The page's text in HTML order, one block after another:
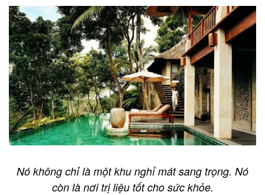
Nó không chỉ là một khu nghỉ mát sang trọng. Nó
còn là nơi trị liệu tốt cho sức khỏe.